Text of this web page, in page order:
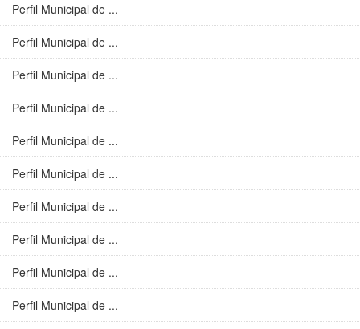
Perfil Municipal de ...
Perfil Municipal de ...
Perfil Municipal de ...
Perfil Municipal de ...
Perfil Municipal de ...
Perfil Municipal de ...
Perfil Municipal de ...
Perfil Municipal de ...
Perfil Municipal de ...
Perfil Municipal de ...